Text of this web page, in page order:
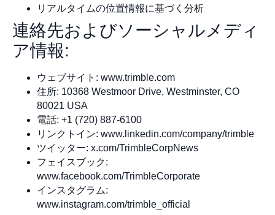
リアルタイムの位置情報に基づく分析
連絡先およびソーシャルメディ
ア情報:
ウェブサイト: www.trimble.com
住所: 10368 Westmoor Drive, Westminster, CO
80021 USA
電話: +1 (720) 887-6100
リンクトイン: www.linkedin.com/company/trimble
ツイッター: x.com/TrimbleCorpNews
フェイスブック:
www.facebook.com/TrimbleCorporate
インスタグラム:
www.instagram.com/trimble_official